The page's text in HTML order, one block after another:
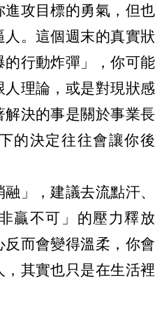
攻目標的勇氣，但也
。這個週末的真實狀
行動炸彈」，你可能
理論，或是對現狀感
決的事是關於事業長
的決定往往會讓你後
」，建議去流點汗、
贏不可」的壓力釋放
而會變得溫柔，你會
其實也只是在生活裡